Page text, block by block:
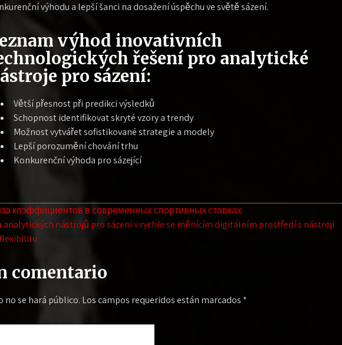
výhodu a lepší šanci na dosažení úspěchu ve světě sázení.
výhod inovativních
řešení pro analytické
pro sázení:
Větší přesnost při predikci výsledků
Schopnost identifikovat skryté vzory a trendy
Možnost vytvářet sofistikované strategie a modely
Lepší porozumění chování trhu
Konkurenční výhoda pro sázející
коэффициентов в современных спортивных ставках
nástrojů pro sázení v rychle se měnícím digitálním prostředí s nástroji
comentario
no se hará público. Los campos requeridos están marcados *